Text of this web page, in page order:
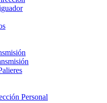
Personal